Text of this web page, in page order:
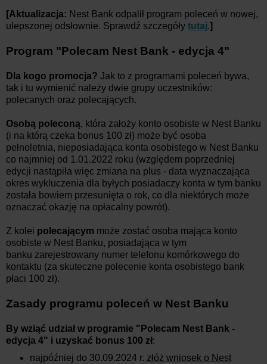
[Aktualizacja: Nest Bank odpalił program poleceń w nowej,
ulepszonej odsłownie. Sprawdź szczegóły tutaj.]
Program "Polecam Nest Bank - edycja 4"
Dla kogo promocja? Jak to z programami poleceń bywa,
tak i tu wymienić należy dwie grupy uczestników:
polecanych oraz polecających.
Osobą poleconą, która założy konto osobiste w Nest Banku
(i na którą czeka bonus 100 zł) może być osoba
pełnoletnia, nieposiadająca konta osobistego w Nest Banku
co najmniej od 1.01.2022 roku (względem poprzedniej
edycji nastąpiła więc zmiana na plus - data wyznaczająca
okres wykluczenia dla byłych posiadaczy konta w tym banku
została bowiem przesunięta o rok, co dla niektórych może
oznaczać okazję na opłacalny powrót).
Z kolei polecającym może zostać osoba mająca konto
osobiste w Nest Banku, posiadająca w tym
banku zarejestrowany numer telefonu komórkowego do
kontaktu (za skuteczne polecenie konta osobistego bank
płaci 100 zł).
Zasady programu poleceń w Nest Banku
By wziąć udział w programie "Polecam Nest Bank -
edycja 4" i uzyskać bonus 100 zł:
najpóźniej do 30.09.2024 r. złóż wniosek o Nest